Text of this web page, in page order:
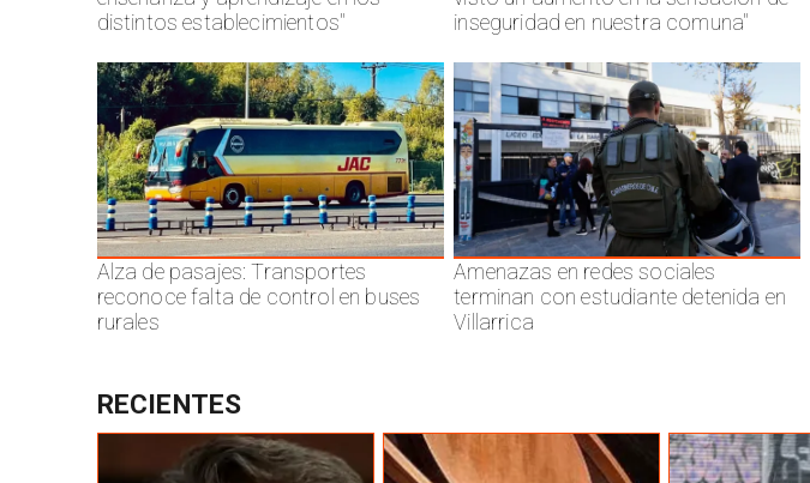
distintos establecimientos"
inseguridad en nuestra comuna"
Alza de pasajes: Transportes
reconoce falta de control en buses
rurales
Amenazas en redes sociales
terminan con estudiante detenida en
Villarrica
RECIENTES